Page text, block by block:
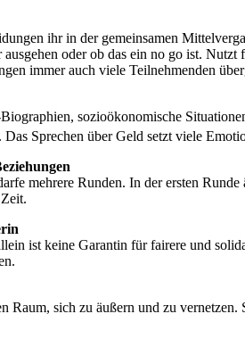
ihr in der gemeinsamen
ausgehen oder ob das ein no go ist.
immer auch viele Teilnehmenden
sozioökonomische
Sprechen über Geld setzt viele
mehrere Runden. In der ersten
ist keine Garantin für fairere und
Raum, sich zu äußern und zu